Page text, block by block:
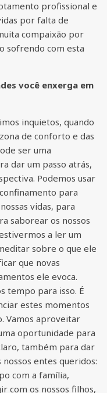
profissional e
por falta de
compaixão por
sofrendo com esta
você enxerga em
inquietos, quando
de conforto e das
ser uma
dar um passo atrás,
Podemos usar
para
vidas, para
saborear os nossos
a ler um
sobre o que ele
que novas
ele evoca.
tempo para isso. É
estes momentos
Vamos aproveitar
oportunidade para
também para dar
nossos entes queridos:
com a família,
com os nossos filhos,